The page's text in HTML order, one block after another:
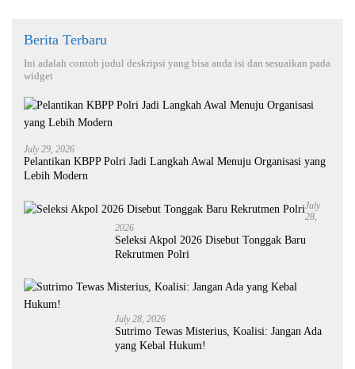
Berita Terbaru
Ini adalah contoh judul deskripsi yang bisa anda isi dan sesuaikan pada
widget
July 29, 2026
Pelantikan KBPP Polri Jadi Langkah Awal Menuju Organisasi yang
Lebih Modern
July
28,
2026
Seleksi Akpol 2026 Disebut Tonggak Baru
Rekrutmen Polri
July 28, 2026
Sutrimo Tewas Misterius, Koalisi: Jangan Ada
yang Kebal Hukum!